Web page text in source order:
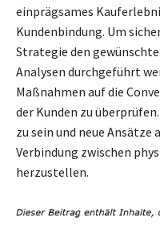
einprägsames
Kundenbindung. Um
Strategie den
Analysen durchgeführt
Maßnahmen auf die
der Kunden zu
zu sein und neue
Verbindung zwischen
herzustellen.